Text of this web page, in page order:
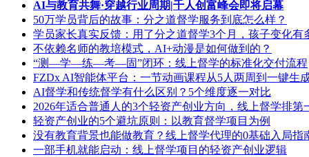
AI与教育共舞·穿越行业周期|千人创富峰会即将启幕
50万学员背后的故事：分之道督学服务到底怎么样？
学员家长真实反馈：用了分之道督学3个月，孩子变化有
不依赖名师的教培模式，AI+动漫是如何做到的？
“测—学—练—考—固”闭环：线上督学的标准化交付流程
FZDx AI智能体平台：一节动画课程从5人两周到一键生
AI督学和传统督学有什么区别？5个维度逐一对比
2026年适合普通人的3个轻资产创业方向，线上督学排第
轻资产创业的5个避坑原则：以教育督学项目为例
没有教育背景也能做教育？线上督学代理的0基础入局指
一部手机就能启动：线上督学项目的轻资产创业逻辑